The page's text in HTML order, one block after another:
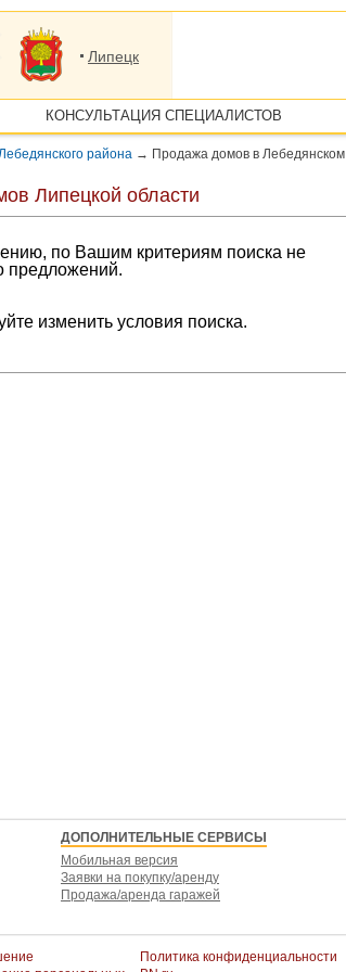
Липецк
КОНСУЛЬТАЦИЯ СПЕЦИАЛИСТОВ
района → Продажа домов в Лебедянском
Липецкой области
по Вашим критериям поиска не
предложений.
изменить условия поиска.
ДОПОЛНИТЕЛЬНЫЕ СЕРВИСЫ
Мобильная версия
Заявки на покупку/аренду
Продажа/аренда гаражей
Политика конфиденциальности